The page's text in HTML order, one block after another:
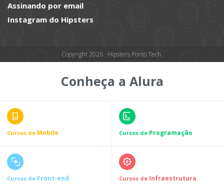
Assinando por email
Instagram do Hipsters
Copyright 2026 · Hipsters Ponto Tech.
Conheça a Alura
Cursos de Mobile Cursos de Programação
Cursos de Front-end Cursos de Infraestrutura